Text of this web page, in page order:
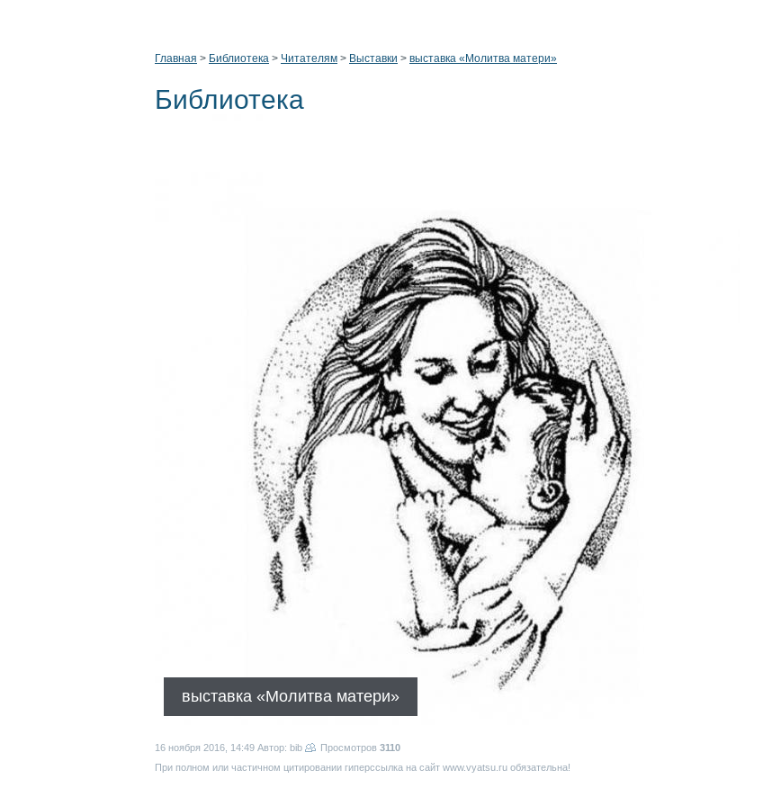
Главная > Библиотека > Читателям > Выставки > выставка «Молитва матери»
Библиотека
выставка «Молитва матери»
16 ноября 2016, 14:49 Автор: bib Просмотров 3110
При полном или частичном цитировании гиперссылка на сайт www.vyatsu.ru обязательна!